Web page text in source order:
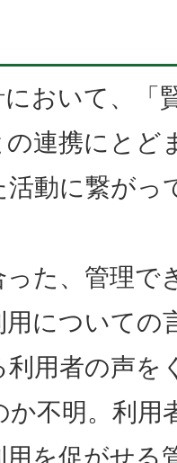
おいて、「
の連携にとど
活動に繋がっ
った、管理
用についての
利用者の声を
か不明。利用
用を促がせる